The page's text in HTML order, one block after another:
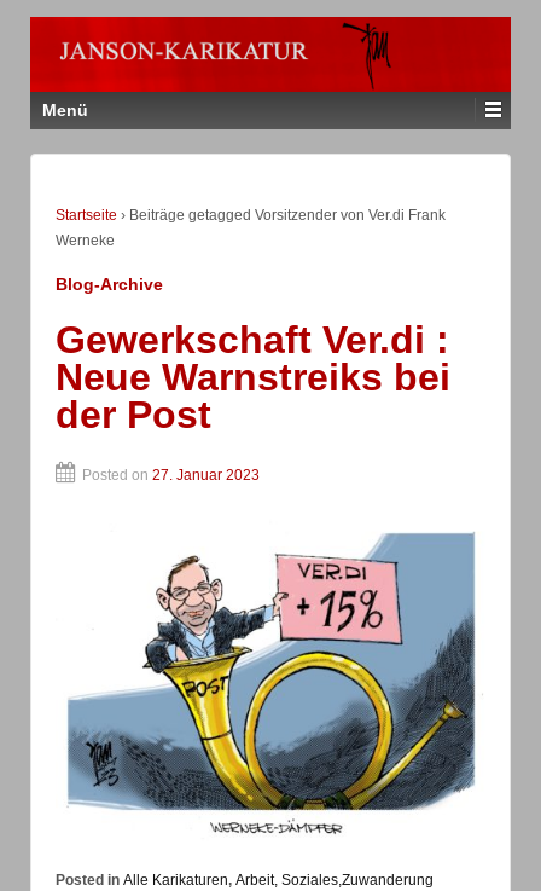
Menü
Startseite › Beiträge getagged Vorsitzender von Ver.di Frank
Werneke
Blog-Archive
Gewerkschaft Ver.di :
Neue Warnstreiks bei
der Post
Posted on 27. Januar 2023
Posted in Alle Karikaturen, Arbeit, Soziales,Zuwanderung